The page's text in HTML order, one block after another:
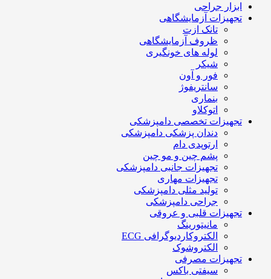
ابزار جراحی
تجهیزات آزمایشگاهی
تانک ازت
ظروف آزمایشگاهی
لوله های خونگیری
شیکر
فور و آون
سانتریفوژ
بنماری
اتوکلاو
تجهیزات تخصصی دامپزشکی
دندان پزشکی دامپزشکی
ارتوپدی دام
پشم چین و مو چین
تجهیزات جانبی دامپزشکی
تجهیزات مهاری
تولید مثلی دامپزشکی
جراحی دامپزشکی
تجهیزات قلبی و عروقی
مانیتورینگ
الکتروکاردیوگرافی ECG
الکتروشوک
تجهیزات مصرفی
سیفتی باکس